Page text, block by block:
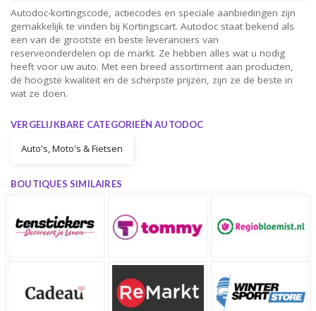
Autodoc-kortingscode, actiecodes en speciale aanbiedingen zijn
gemakkelijk te vinden bij Kortingscart. Autodoc staat bekend als
een van de grootste en beste leveranciers van
reserveonderdelen op de markt. Ze hebben alles wat u nodig
heeft voor uw auto. Met een breed assortiment aan producten,
de hoogste kwaliteit en de scherpste prijzen, zijn ze de beste in
wat ze doen.
VERGELIJKBARE CATEGORIEËN AUTODOC
Auto's, Moto's & Fietsen
BOUTIQUES SIMILAIRES